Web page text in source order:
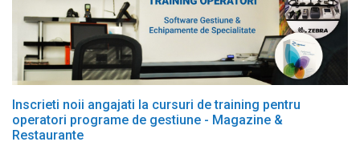
Inscrieti noii angajati la cursuri de training pentru
operatori programe de gestiune - Magazine &
Restaurante